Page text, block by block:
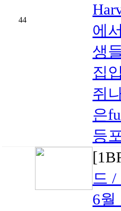
44
에
생
집
쥐
은
등
드 /
6월